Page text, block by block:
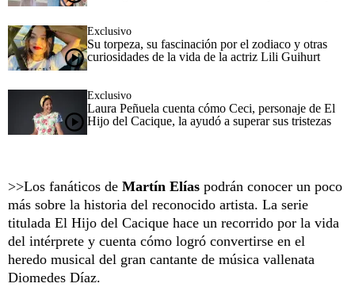
Exclusivo
Su torpeza, su fascinación por el zodiaco y otras
curiosidades de la vida de la actriz Lili Guihurt
Exclusivo
Laura Peñuela cuenta cómo Ceci, personaje de El
Hijo del Cacique, la ayudó a superar sus tristezas
>>Los fanáticos de Martín Elías podrán conocer un poco
más sobre la historia del reconocido artista. La serie
titulada El Hijo del Cacique hace un recorrido por la vida
del intérprete y cuenta cómo logró convertirse en el
heredo musical del gran cantante de música vallenata
Diomedes Díaz.